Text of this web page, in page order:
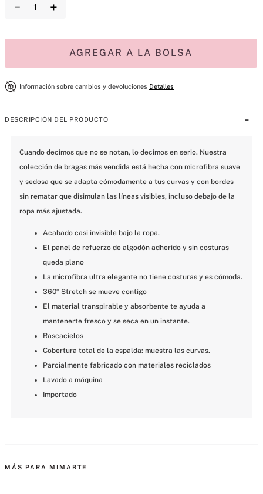
＋
－
AGREGAR A LA BOLSA
Información sobre cambios y devoluciones Detalles
DESCRIPCIÓN DEL PRODUCTO
Cuando decimos que no se notan, lo decimos en serio. Nuestra
colección de bragas más vendida está hecha con microfibra suave
y sedosa que se adapta cómodamente a tus curvas y con bordes
sin rematar que disimulan las líneas visibles, incluso debajo de la
ropa más ajustada.
Acabado casi invisible bajo la ropa.
El panel de refuerzo de algodón adherido y sin costuras
queda plano
La microfibra ultra elegante no tiene costuras y es cómoda.
360º Stretch se mueve contigo
El material transpirable y absorbente te ayuda a
mantenerte fresco y se seca en un instante.
Rascacielos
Cobertura total de la espalda: muestra las curvas.
Parcialmente fabricado con materiales reciclados
Lavado a máquina
Importado
MÁS PARA MIMARTE